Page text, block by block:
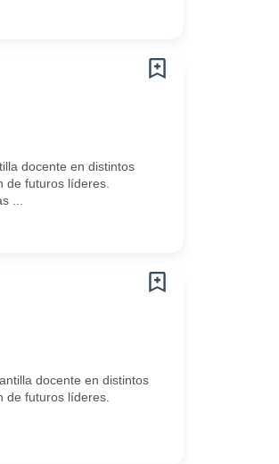
docente en distintos
de futuros líderes.
...
docente en distintos
de futuros líderes.